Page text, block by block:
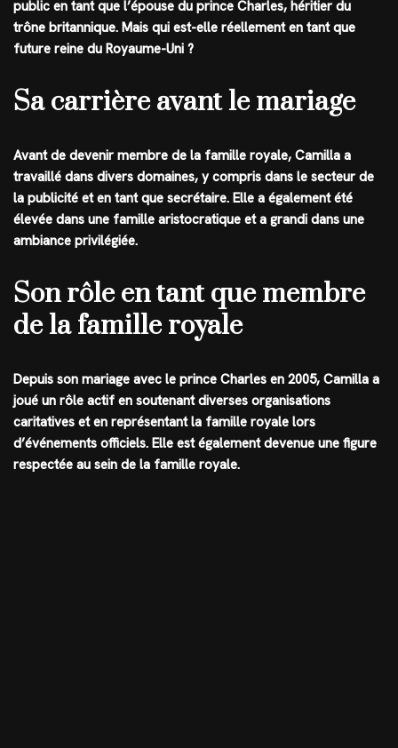
public en tant que l’épouse du prince Charles, héritier du
trône britannique. Mais qui est-elle réellement en tant que
future reine du Royaume-Uni ?
Sa carrière avant le mariage
Avant de devenir membre de la famille royale, Camilla a
travaillé dans divers domaines, y compris dans le secteur de
la publicité et en tant que secrétaire. Elle a également été
élevée dans une famille aristocratique et a grandi dans une
ambiance privilégiée.
Son rôle en tant que membre
de la famille royale
Depuis son mariage avec le prince Charles en 2005, Camilla a
joué un rôle actif en soutenant diverses organisations
caritatives et en représentant la famille royale lors
d’événements officiels. Elle est également devenue une figure
respectée au sein de la famille royale.